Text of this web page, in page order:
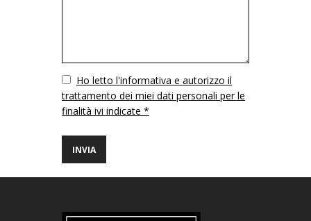
VuotoHo letto l'informativa e autorizzo il
trattamento dei miei dati personali per le
finalità ivi indicate *